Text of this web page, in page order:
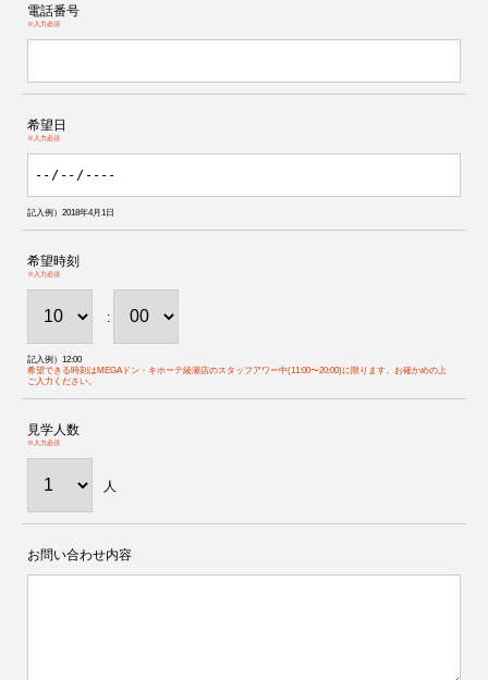
電話番号
※入力必須
希望日
※入力必須
記入例）2018年4月1日
希望時刻
※入力必須
:
記入例）12:00
希望できる時刻はMEGAドン・キホーテ綾瀬店のスタッフアワー中(11:00〜20:00)に限ります。お確かめの上
ご入力ください。
見学人数
※入力必須
人
お問い合わせ内容